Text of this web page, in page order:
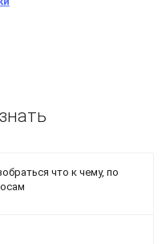
что к чему, по